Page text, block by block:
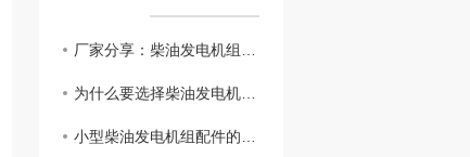
厂家分享：柴油发电机组不使用时维护方法介绍
为什么要选择柴油发电机组？厂家是这样回答的
小型柴油发电机组配件的保养清洁问题